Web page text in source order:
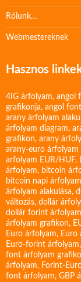
Rólunk…
Webmestereknek
Hasznos
4IG árfolyam, angol
grafikonja, angol
arany árfolyam
árfolyam diagram,
grafikon, arany
arany-euro árfolyam
arfolyam EUR/HUF,
árfolyam, bitcoin
bitcoin napi árfolyam
árfolyam alakulása,
változás, dollár
dollár forint árfolyam
árfolyam grafikon,
Euro árfolyam, Euro
Euro-forint árfolyam,
font árfolyam
árfolyam, Forint-
font árfolyam, GBP